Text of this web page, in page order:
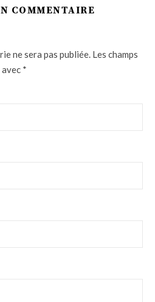
COMMENTAIRE
ne sera pas publiée. Les champs
*